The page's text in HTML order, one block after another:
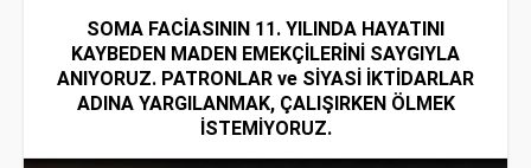
SOMA FACİASININ 11. YILINDA HAYATINI
KAYBEDEN MADEN EMEKÇİLERİNİ SAYGIYLA
ANIYORUZ. PATRONLAR ve SİYASİ İKTİDARLAR
ADINA YARGILANMAK, ÇALIŞIRKEN ÖLMEK
İSTEMİYORUZ.